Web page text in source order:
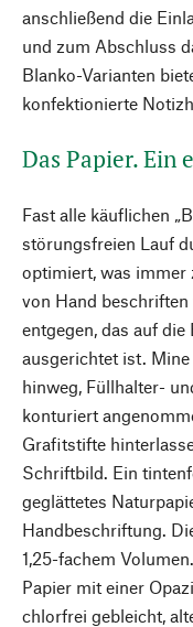
anschließend die
und zum Abschluss
Blanko-Varianten
konfektionierte
Das Papier. Ein
Fast alle käuflichen
störungsfreien Lauf
optimiert, was immer
von Hand
entgegen, das auf
ausgerichtet ist.
hinweg, Füllhalter-
konturiert
Grafitstifte
Schriftbild. Ein
geglättetes
Handbeschriftung.
1,25-fachem
Papier mit einer
chlorfrei gebleicht,